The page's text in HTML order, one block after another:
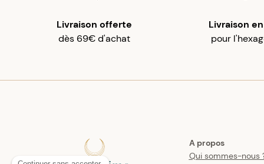
Livraison offerte
dès 69€ d'achat
Livraison
pour
A propos
Qui sommes-nous